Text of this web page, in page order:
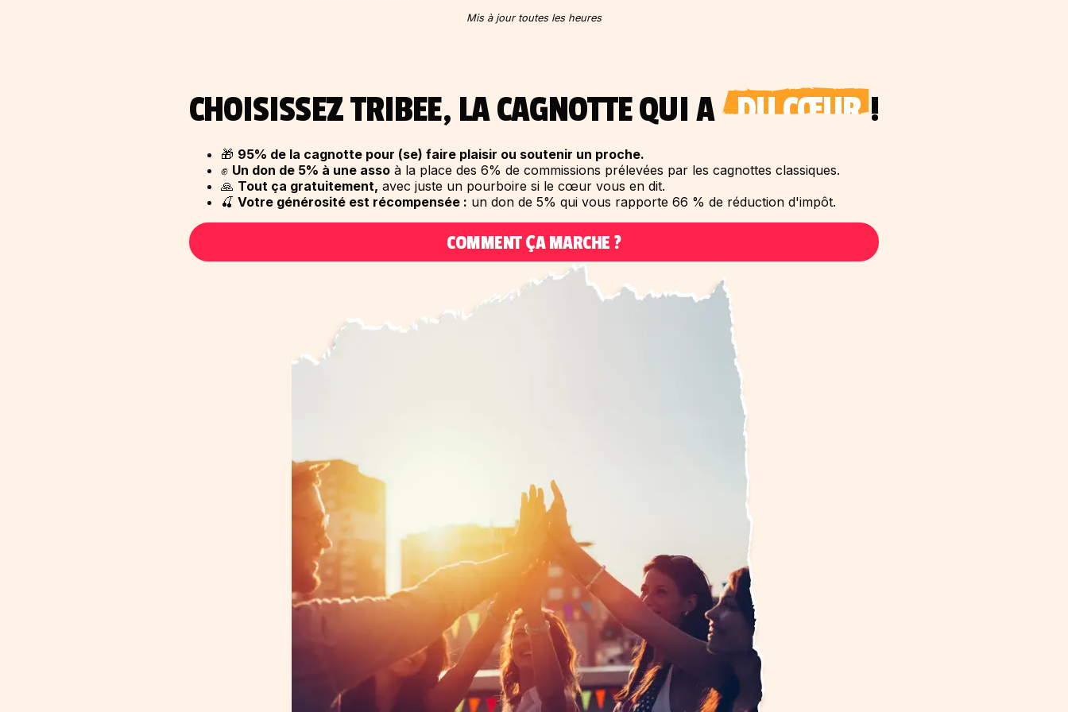
Mis à jour toutes les heures
CHOISISSEZ TRIBEE, LA CAGNOTTE QUI A DU CŒUR!
🎁 95% de la cagnotte pour (se) faire plaisir ou soutenir un proche.
✊ Un don de 5% à une asso à la place des 6% de commissions prélevées par les cagnottes classiques.
🙏 Tout ça gratuitement, avec juste un pourboire si le cœur vous en dit.
🍒Votre générosité est récompensée : un don de 5% qui vous rapporte 66 % de réduction d'impôt.
COMMENT ÇA MARCHE ?